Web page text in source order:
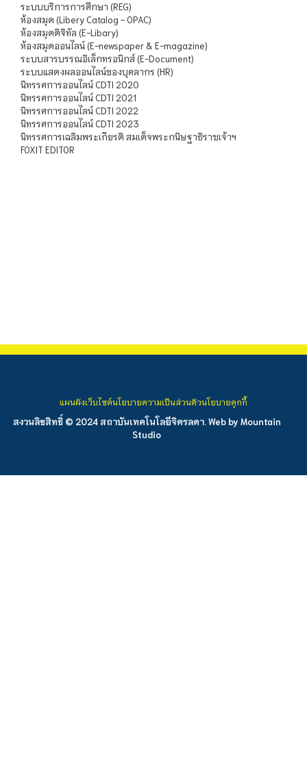
ระบบบริการการศึกษา (REG)
ห้องสมุด (Libery Catalog - OPAC)
ห้องสมุดดิจิทัล (E-Libary)
ห้องสมุดออนไลน์ (E-newspaper & E-magazine)
ระบบสารบรรณอิเล็กทรอนิกส์ (E-Document)
ระบบแสดงผลออนไลน์ของบุคลากร (HR)
นิทรรศการออนไลน์ CDTI 2020
นิทรรศการออนไลน์ CDTI 2021
นิทรรศการออนไลน์ CDTI 2022
นิทรรศการออนไลน์ CDTI 2023
นิทรรศการเฉลิมพระเกียรติ สมเด็จพระกนิษฐาธิราชเจ้าฯ
FOXIT EDITOR
สงวนลิขสิทธิ์ © 2024 สถาบันเทคโนโลยีจิตรลดา. Web by Mountain
Studio
แผนผังเว็บไซต์นโยบายความเป็นส่วนตัวนโยบายคุกกี้